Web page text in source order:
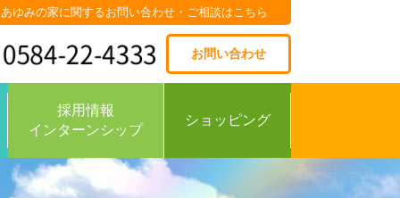
あゆみの家に関するお問い合わせ・ご相談はこちら
お問い合わせ
採用情報
インターンシップ
ショッピング